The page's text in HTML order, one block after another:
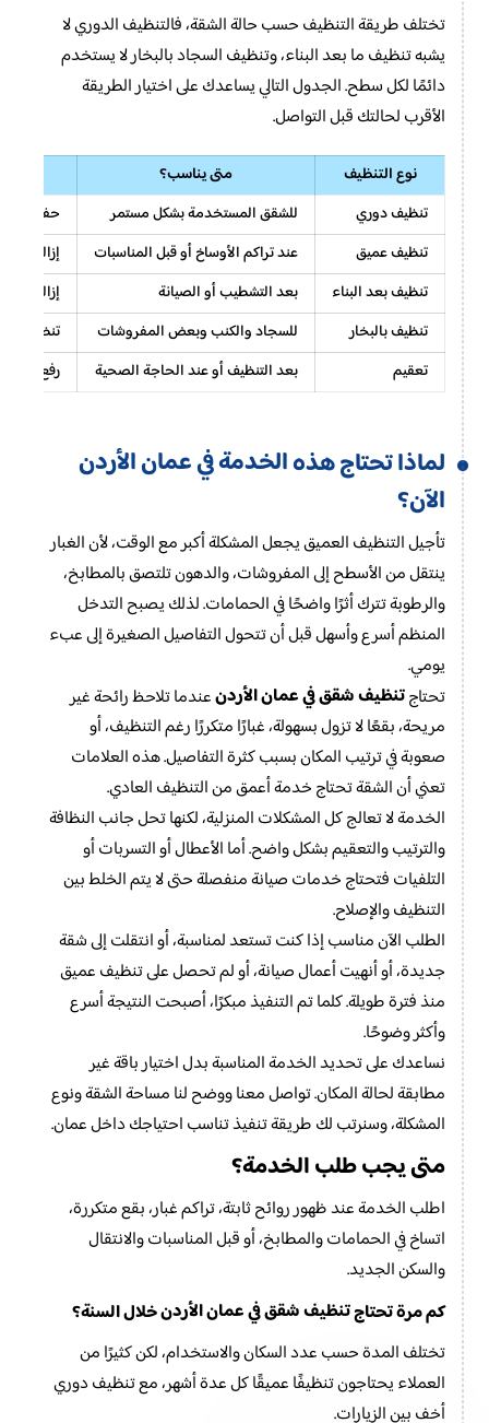
تختلف طريقة التنظيف حسب حالة الشقة، فالتنظيف الدوري لا
يشبه تنظيف ما بعد البناء، وتنظيف السجاد بالبخار لا يستخدم
دائمًا لكل سطح. الجدول التالي يساعدك على اختيار الطريقة
الأقرب لحالتك قبل التواصل.
نوع التنظيف متى يناسب؟
تنظيف دوري
للشقق المستخدمة بشكل مستمر
حفاظ على
تنظيف عميق
عند تراكم الأوساخ أو قبل المناسبات
إزالة
تنظيف بعد البناء
بعد التشطيب أو الصيانة
إزالة
تنظيف بالبخار
للسجاد والكنب وبعض المفروشات
تنظيف
تعقيم
بعد التنظيف أو عند الحاجة الصحية رفع
لماذا تحتاج هذهالخدمة في عمان الأردن
الآن؟
تأجيل التنظيف العميق يجعل المشكلة أكبر مع الوقت، لأن الغبار
ينتقل من الأسطح إلى المفروشات، والدهون تلتصق بالمطابخ،
والرطوبة تترك أثرًا واضحًا في الحمامات. لذلك يصبح التدخل
المنظم أسرع وأسهل قبل أن تتحول التفاصيل الصغيرة إلى عبء
يومي.
تحتاجتنظيف شقق في عمان الأردنعندما تلاحظ رائحة غير
مريحة، بقعًا لا تزول بسهولة، غبارًا متكررًا رغم التنظيف، أو
صعوبة في ترتيب المكان بسبب كثرة التفاصيل. هذه العلامات
تعني أن الشقة تحتاج خدمة أعمق من التنظيف العادي.
الخدمة لا تعالج كل المشكلات المنزلية، لكنها تحل جانب النظافة
والترتيب والتعقيم بشكل واضح. أما الأعطال أو التسربات أو
التلفيات فتحتاج خدمات صيانة منفصلة حتى لا يتم الخلط بين
التنظيف والإصلاح.
الطلب الآن مناسب إذا كنت تستعد لمناسبة، أو انتقلت إلى شقة
جديدة، أو أنهيت أعمال صيانة، أو لم تحصل على تنظيف عميق
منذ فترة طويلة. كلما تم التنفيذ مبكرًا، أصبحت النتيجة أسرع
وأكثر وضوحًا.
نساعدك على تحديد الخدمة المناسبة بدل اختيار باقة غير
مطابقة لحالة المكان. تواصل معنا ووضح لنا مساحة الشقة ونوع
المشكلة، وسنرتب لك طريقة تنفيذ تناسب احتياجك داخل عمان.
متى يجب طلب الخدمة؟
اطلب الخدمة عند ظهور روائح ثابتة، تراكم غبار، بقع متكررة،
اتساخ في الحمامات والمطابخ، أو قبل المناسبات والانتقال
والسكن الجديد.
كم مرة تحتاجتنظيف شقق في عمان الأردنخلال السنة؟
تختلف المدة حسب عدد السكان والاستخدام، لكن كثيرًا من
العملاء يحتاجون تنظيفًا عميقًا كل عدة أشهر، مع تنظيف دوري
أخف بين الزيارات.